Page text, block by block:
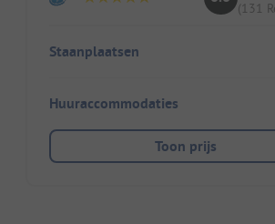
(131
Staanplaatsen
Huuraccommodaties
Toon prijs